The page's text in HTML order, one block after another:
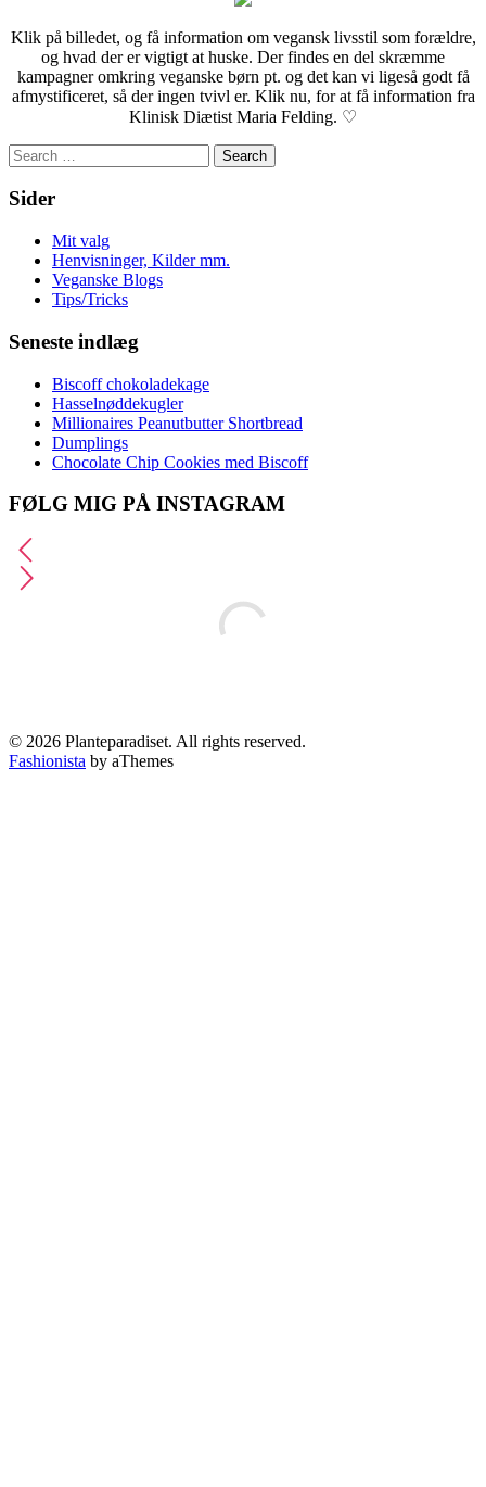
Klik på billedet, og få information om vegansk livsstil som forældre,
og hvad der er vigtigt at huske. Der findes en del skræmme
kampagner omkring veganske børn pt. og det kan vi ligeså godt få
afmystificeret, så der ingen tvivl er. Klik nu, for at få information fra
Klinisk Diætist Maria Felding. ♡
Search
for:
Sider
Mit valg
Henvisninger, Kilder mm.
Veganske Blogs
Tips/Tricks
Seneste indlæg
Biscoff chokoladekage
Hasselnøddekugler
Millionaires Peanutbutter Shortbread
Dumplings
Chocolate Chip Cookies med Biscoff
FØLG MIG PÅ INSTAGRAM
© 2026 Planteparadiset. All rights reserved.
Fashionista by aThemes